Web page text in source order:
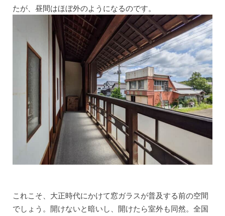
たが、昼間はほぼ外のようになるのです。
これこそ、大正時代にかけて窓ガラスが普及する前の空間
でしょう。開けないと暗いし、開けたら室外も同然。全国